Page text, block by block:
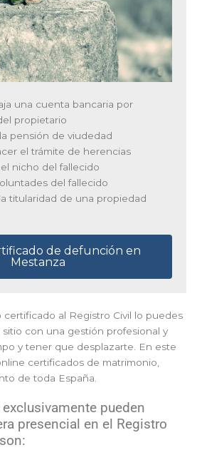
una cuenta bancaria por
propietario
pensión de viudedad
el trámite de herencias
el nicho del fallecido
del fallecido
titularidad de una propiedad
de defunción en
Mestanza
certificado al Registro Civil lo puedes
con una gestión profesional y
y tener que desplazarte. En este
certificados de matrimonio,
de toda España.
pueden
presencial en el Registro